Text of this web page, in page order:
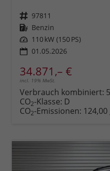
Fahrzeugnr. 97811
Kraftstoff Benzin
Leistung 110 kW (150 PS)
01.05.2026
34.871,– €
incl. 19% MwSt.
Verbrauch kombiniert:
CO2-Klasse: D
CO2-Emissionen: